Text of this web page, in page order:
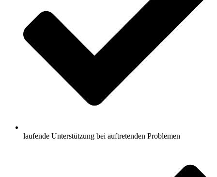
laufende Unterstützung bei auftretenden Problemen